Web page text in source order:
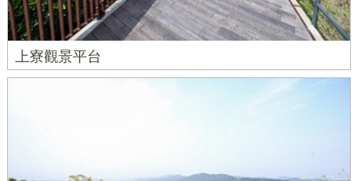
上寮觀景平台